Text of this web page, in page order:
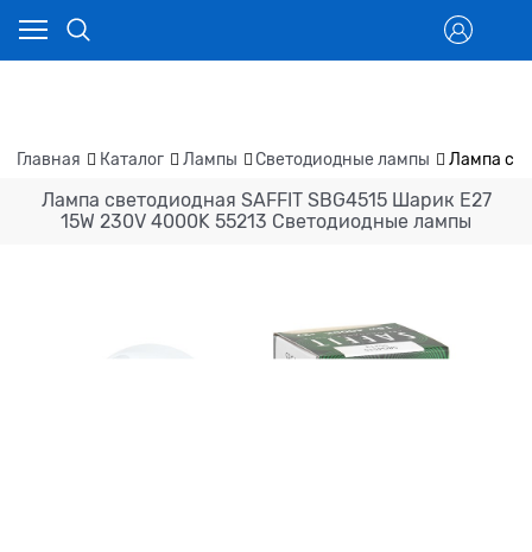
Главная Каталог Лампы Светодиодные лампы Лампа
Лампа светодиодная SAFFIT SBG4515 Шарик E27
15W 230V 4000K 55213 Светодиодные лампы